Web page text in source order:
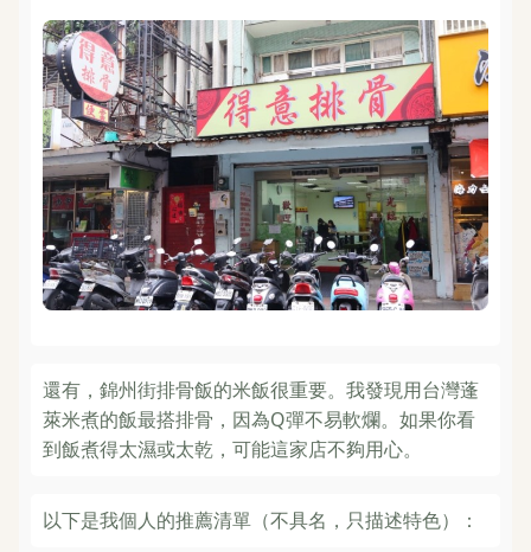
還有，錦州街排骨飯的米飯很重要。我發現用台灣蓬
萊米煮的飯最搭排骨，因為Q彈不易軟爛。如果你看
到飯煮得太濕或太乾，可能這家店不夠用心。
以下是我個人的推薦清單（不具名，只描述特色）：